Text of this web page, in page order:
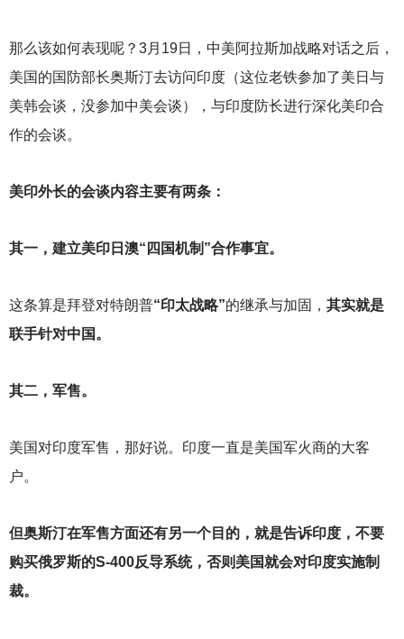
那么该如何表现呢？3月19日，中美阿拉斯加战略对话之后，
美国的国防部长奥斯汀去访问印度（这位老铁参加了美日与
美韩会谈，没参加中美会谈），与印度防长进行深化美印合
作的会谈。
美印外长的会谈内容主要有两条：
其一，建立美印日澳“四国机制”合作事宜。
这条算是拜登对特朗普“印太战略”的继承与加固， 其实就是
联手针对中国。
其二，军售。
美国对印度军售，那好说。印度一直是美国军火商的大客
户。
但奥斯汀在军售方面还有另一个目的，就是告诉印度，不要
购买俄罗斯的S-400反导系统，否则美国就会对印度实施制
裁。